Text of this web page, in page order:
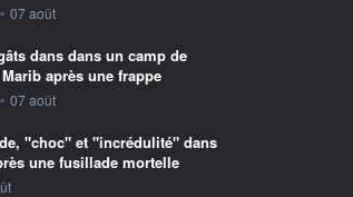
par
• 07 août
dans dans un camp de
après une frappe
par
• 07 août
"choc" et "incrédulité" dans
une fusillade mortelle
par